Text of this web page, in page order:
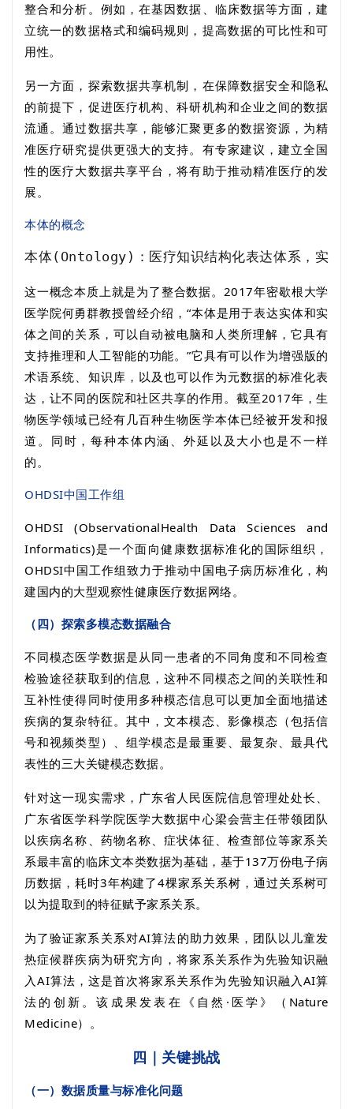
整合和分析。例如，在基因数据、临床数据等方面，建
立统一的数据格式和编码规则，提高数据的可比性和可
用性。
另一方面，探索数据共享机制，在保障数据安全和隐私
的前提下，促进医疗机构、科研机构和企业之间的数据
流通。通过数据共享，能够汇聚更多的数据资源，为精
准医疗研究提供更强大的支持。有专家建议，建立全国
性的医疗大数据共享平台，将有助于推动精准医疗的发
展。
本体的概念
本体(Ontology)：医疗知识结构化表达体系，实现
这一概念本质上就是为了整合数据。 2017年密歇根大学
医学院何勇群教授曾经介绍，“本体是用于表达实体和实
体之间的关系，可以自动被电脑和人类所理解，它具有
支持推理和人工智能的功能。”它具有可以作为增强版的
术语系统、知识库，以及也可以作为元数据的标准化表
达，让不同的医院和社区共享的作用。截至2017年，生
物医学领域已经有几百种生物医学本体已经被开发和报
道。同时，每种本体内涵、外延以及大小也是不一样
的。
OHDSI中国工作组
OHDSI (ObservationalHealth Data Sciences and
Informatics)是一个面向健康数据标准化的国际组织，
OHDSI中国工作组致力于推动中国电子病历标准化，构
建国内的大型观察性健康医疗数据网络。
（四）探索多模态数据融合
不同模态医学数据是从同一患者的不同角度和不同检查
检验途径获取到的信息，这种不同模态之间的关联性和
互补性使得同时使用多种模态信息可以更加全面地描述
疾病的复杂特征。其中，文本模态、影像模态（包括信
号和视频类型）、组学模态是最重要、最复杂、最具代
表性的三大关键模态数据。
针对这一现实需求，广东省人民医院信息管理处处长、
广东省医学科学院医学大数据中心梁会营主任带领团队
以疾病名称、药物名称、症状体征、检查部位等家系关
系最丰富的临床文本类数据为基础，基于137万份电子病
历数据，耗时3年构建了4棵家系关系树，通过关系树可
以为提取到的特征赋予家系关系。
为了验证家系关系对AI算法的助力效果，团队以儿童发
热症候群疾病为研究方向，将家系关系作为先验知识融
入AI算法，这是首次将家系关系作为先验知识融入AI算
法的创新。该成果发表在《自然·医学》（ Nature
Medicine）。
四｜关键挑战
（一）数据质量与标准化问题